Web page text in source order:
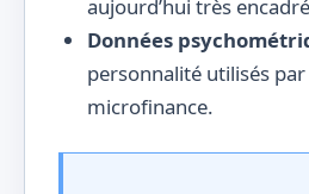
aujourd’hui très
Données
personnalité utilisés
microfinance.